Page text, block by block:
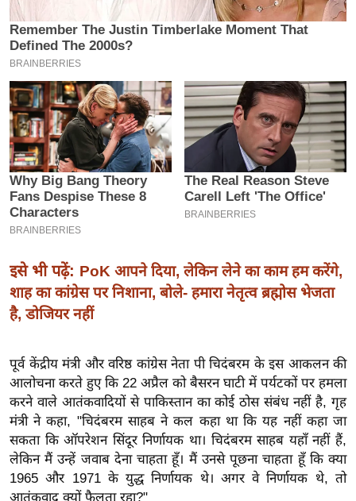
L
2
0
6
क्रा
इ
म
ई
-
पे
र
मि
सा
बे
मि
सा
ल
श
ख्सि
इसे भी पढ़ें: PoK आपने दिया, लेकिन लेने का काम हम करेंगे,
शाह का कांग्रेस पर निशाना, बोले- हमारा नेतृत्व ब्रह्मोस भेजता
है, डोजियर नहीं
पूर्व केंद्रीय मंत्री और वरिष्ठ कांग्रेस नेता पी चिदंबरम के इस आकलन की
आलोचना करते हुए कि 22 अप्रैल को बैसरन घाटी में पर्यटकों पर हमला
करने वाले आतंकवादियों से पाकिस्तान का कोई ठोस संबंध नहीं है, गृह
मंत्री ने कहा, "चिदंबरम साहब ने कल कहा था कि यह नहीं कहा जा
सकता कि ऑपरेशन सिंदूर निर्णायक था। चिदंबरम साहब यहाँ नहीं हैं,
लेकिन मैं उन्हें जवाब देना चाहता हूँ। मैं उनसे पूछना चाहता हूँ कि क्या
1965 और 1971 के युद्ध निर्णायक थे। अगर वे निर्णायक थे, तो
आतंकवाद क्यों फैलता रहा?"